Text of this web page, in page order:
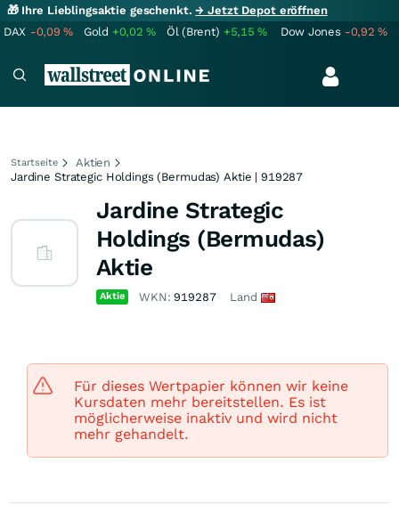
🎁 Ihre Lieblingsaktie geschenkt.→ Jetzt Depot eröffnen
DAX -0,09% Gold +0,02% Öl (Brent) +5,15% Dow Jones -0,92%
Startseite
Aktien
Jardine Strategic Holdings (Bermudas) Aktie | 919287
Jardine Strategic
Holdings (Bermudas)
Aktie
Aktie WKN:919287 Land
Für dieses Wertpapier können wir keine
Kursdaten mehr bereitstellen. Es ist
möglicherweise inaktiv und wird nicht
mehr gehandelt.